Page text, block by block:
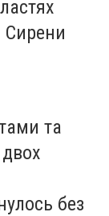
Сирени
та
без